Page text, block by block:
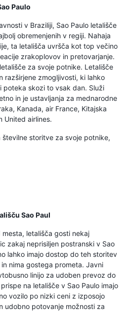
Paulo
v Braziliji, Sao Paulo letališče
obremenjenih v regiji. Nahaja
ta letališča uvršča kot top večino
zrakoplovov in pretovarjanje.
za svoje potnike. Letališče
razširjene zmogljivosti, ki lahko
poteka skozi to vsak dan. Služi
in je ustavljanja za mednarodne
Kanada, air France, Kitajska
United airlines.
številne storitve za svoje potnike,
Sao Paul
letališča gosti nekaj
zakaj neprisiljen postranski v Sao
lahko imajo dostop do teh storitev
nima gostega prometa. Javni
linijo za udoben prevoz do
na letališče v Sao Paulo imajo
vozilo po nizki ceni z izposojo
udobno potovanje možnosti za